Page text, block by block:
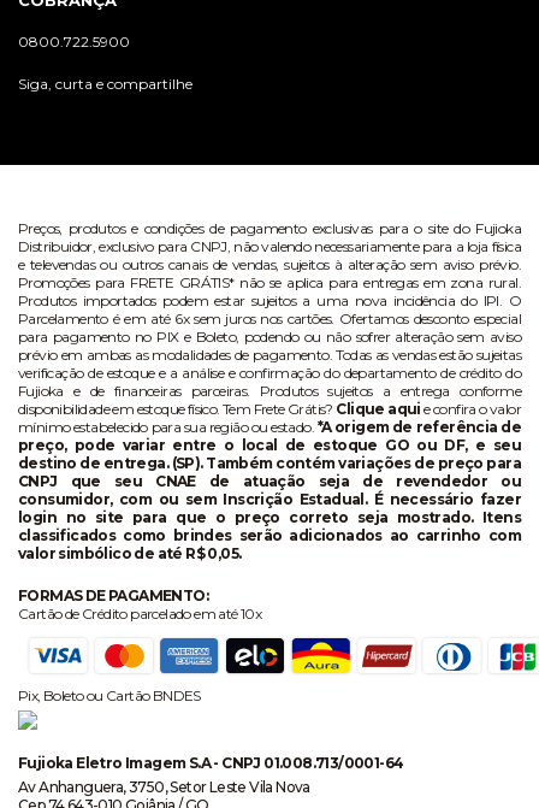
0800.722.5900
Siga, curta e compartilhe
Preços, produtos e condições de pagamento exclusivas para o site do Fujioka
Distribuidor, exclusivo para CNPJ, não valendo necessariamente para a loja física
e televendas ou outros canais de vendas, sujeitos à alteração sem aviso prévio.
Promoções para FRETE GRÁTIS* não se aplica para entregas em zona rural.
Produtos importados podem estar sujeitos a uma nova incidência do IPI. O
Parcelamento é em até 6x sem juros nos cartões. Ofertamos desconto especial
para pagamento no PIX e Boleto, podendo ou não sofrer alteração sem aviso
prévio em ambas as modalidades de pagamento. Todas as vendas estão sujeitas
verificação de estoque e a análise e confirmação do departamento de crédito do
Fujioka e de financeiras parceiras. Produtos sujeitos a entrega conforme
disponibilidade em estoque físico. Tem Frete Grátis? Clique aqui e confira o valor
mínimo estabelecido para sua região ou estado. *A origem de referência de
preço, pode variar entre o local de estoque GO ou DF, e seu
destino de entrega. (SP). Também contém variações de preço para
CNPJ que seu CNAE de atuação seja de revendedor ou
consumidor, com ou sem Inscrição Estadual. É necessário fazer
login no site para que o preço correto seja mostrado. Itens
classificados como brindes serão adicionados ao carrinho com
valor simbólico de até R$ 0,05.
FORMAS DE PAGAMENTO:
Cartão de Crédito parcelado em até 10x
Pix, Boleto ou Cartão BNDES
Fujioka Eletro Imagem S.A - CNPJ 01.008.713/0001-64
Av Anhanguera, 3750, Setor Leste Vila Nova